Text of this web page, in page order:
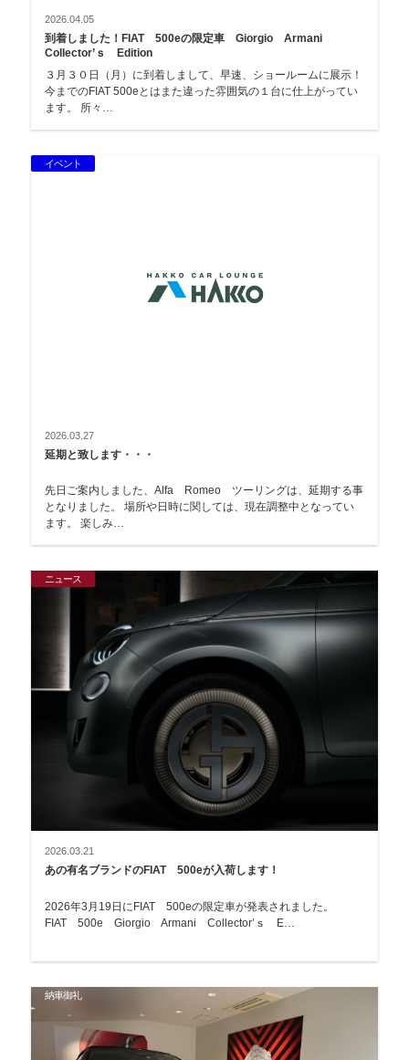
2026.04.05
到着しました！FIAT 500eの限定車 Giorgio Armani
Collector’ｓ Edition
３月３０日（月）に到着しまして、早速、ショールームに展示！
今までのFIAT 500eとはまた違った雰囲気の１台に仕上がってい
ます。 所々…
イベント
2026.03.27
延期と致します・・・
先日ご案内しました、Alfa Romeo ツーリングは、延期する事
となりました。 場所や日時に関しては、現在調整中となってい
ます。 楽しみ…
ニュース
2026.03.21
あの有名ブランドのFIAT 500eが入荷します！
2026年3月19日にFIAT 500eの限定車が発表されました。
FIAT 500e Giorgio Armani Collector’ｓ E…
納車御礼